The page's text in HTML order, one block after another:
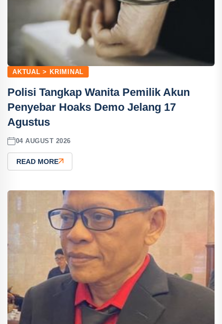
AKTUAL > KRIMINAL
Polisi Tangkap Wanita Pemilik Akun
Penyebar Hoaks Demo Jelang 17
Agustus
04 AUGUST 2026
READ MORE